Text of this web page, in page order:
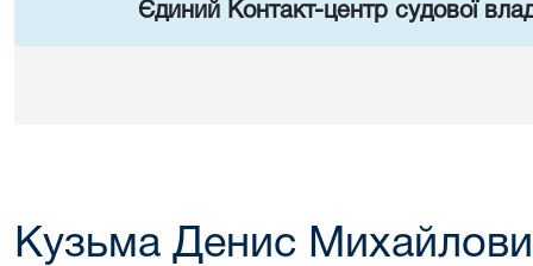
Єдиний Контакт-центр судової
Кузьма Денис